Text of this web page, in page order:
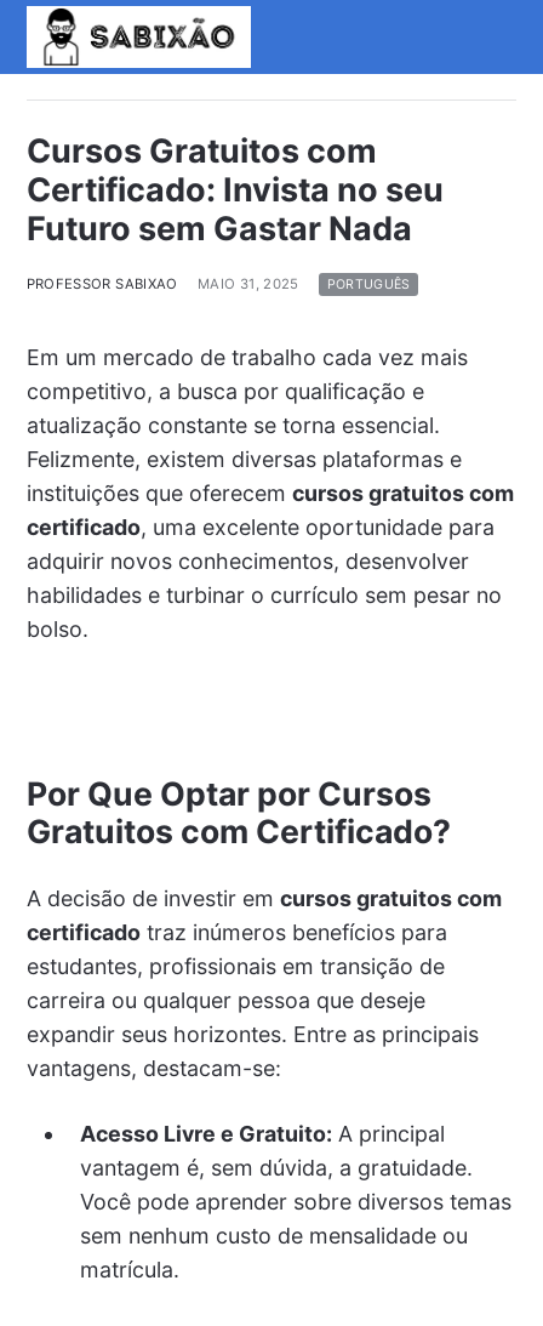
Cursos Gratuitos com
Certificado: Invista no seu
Futuro sem Gastar Nada
PROFESSOR SABIXAO MAIO 31, 2025 PORTUGUÊS
Em um mercado de trabalho cada vez mais
competitivo, a busca por qualificação e
atualização constante se torna essencial.
Felizmente, existem diversas plataformas e
instituições que oferecem cursos gratuitos com
certificado, uma excelente oportunidade para
adquirir novos conhecimentos, desenvolver
habilidades e turbinar o currículo sem pesar no
bolso.
Por Que Optar por Cursos
Gratuitos com Certificado?
A decisão de investir em cursos gratuitos com
certificadotraz inúmeros benefícios para
estudantes, profissionais em transição de
carreira ou qualquer pessoa que deseje
expandir seus horizontes. Entre as principais
vantagens, destacam-se:
Acesso Livre e Gratuito: A principal
vantagem é, sem dúvida, a gratuidade.
Você pode aprender sobre diversos temas
sem nenhum custo de mensalidade ou
matrícula.